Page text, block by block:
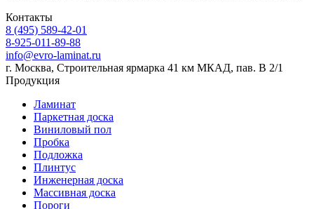
Контакты
8 (495) 589-42-01
8-925-011-89-88
info@evro-laminat.ru
г. Москва, Строительная ярмарка 41 км МКАД, пав. В 2/1
Продукция
Ламинат
Паркетная доска
Виниловый пол
Пробка
Подложка
Плинтус
Инженерная доска
Массивная доска
Пороги